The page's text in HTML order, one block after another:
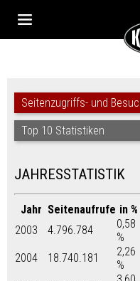
Seitenzugriffs- und
Top 10 Statistiken
JAHRESSTATISTIK
Jahr Seitenaufrufe in %
2003
4.796.784
0,58
%
2004
18.740.181
2,26
%